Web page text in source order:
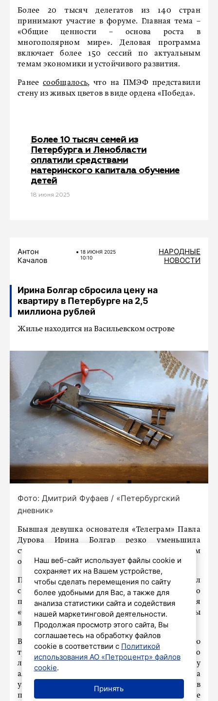
Более 20 тысяч делегатов из 140 стран
принимают участие в форуме. Главная тема –
«Общие ценности – основа роста в
многополярном мире». Деловая программа
включает более 150 сессий по актуальным
темам экономики и устойчивого развития.
Ранеесообщалось, что на ПМЭФ представили
стену из живых цветов в виде ордена «Победа».
Более 10 тысяч семей из
Петербурга и Ленобласти
оплатили средствами
материнского капитала обучение
детей
18 июня 2025
Антон
Качалов
18 ИЮНЯ 2025
10:10
НАРОДНЫЕ
НОВОСТИ
Ирина Болгар сбросила цену на
квартиру в Петербурге на 2,5
миллиона рублей
Жилье находится на Васильевском острове
Фото: Дмитрий Фуфаев / «Петербургский
дневник»
Бывшая девушка основателя «Телеграм» Павла
Дурова Ирина Болгар резко уменьшила
стоимость своей квартиры на Васильевском
острове в Петербурге.
По данным телеграм-канала SHOT, ценник упал
с 18 млн до 15,5 млн рублей, потому что
потенциальным собственникам не нравятся
«бабушкин ремонт» и обшарпанные стены
в «трешке».
В октябре Болгар, называющая себя матерью
троих детей Павла Дурова, заявила, что его
лишили родительских прав за неуплату
алиментов. О том, что женщина подала
уголовный иск в Швейцарии против
предпринимателя, стало известно в конце
Наш веб-сайт использует файлы cookie и
сохраняет их на Вашем устройстве,
чтобы сделать перемещения по сайту
более удобными для Вас, а также для
анализа статистики сайта и содействия
нашей маркетинговой деятельности.
Продолжая просмотр этого сайта, Вы
соглашаетесь на обработку файлов
cookie в соответствии с Политикой
использования АО «Петроцентр» файлов
cookie.
Принять